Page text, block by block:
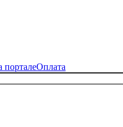
порталеОплата